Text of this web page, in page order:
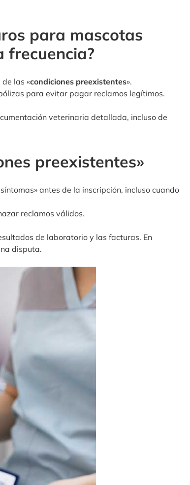
para mascotas
frecuencia?
las «condiciones preexistentes».
para evitar pagar reclamos legítimos.
veterinaria detallada, incluso de
preexistentes»
antes de la inscripción, incluso cuando
reclamos válidos.
de laboratorio y las facturas. En
disputa.